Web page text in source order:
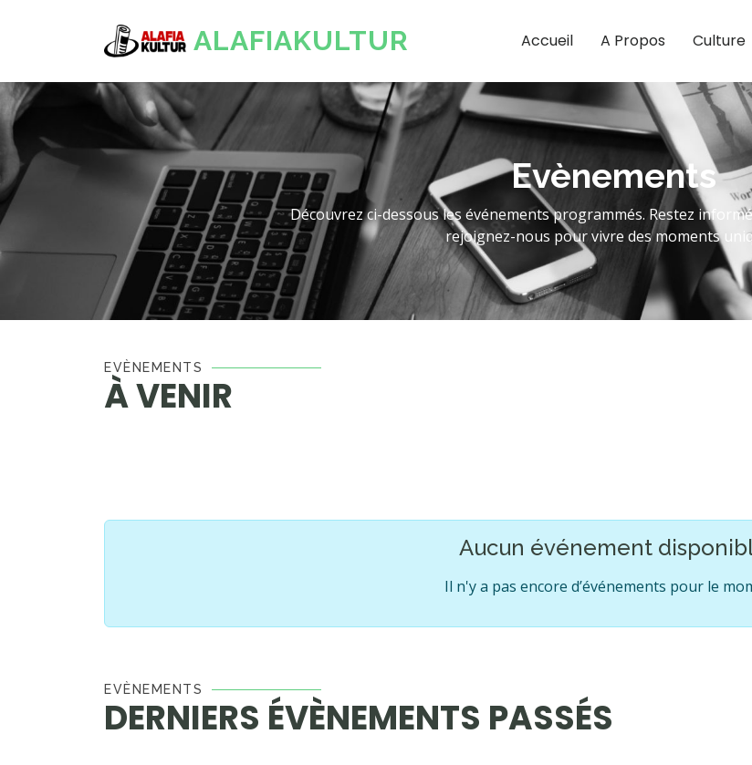
ALAFIAKULTUR Accueil A Propos Culture
Evènements
Découvrez ci-dessous les événements programmés. Restez
rejoignez-nous pour vivre des moments
EVÈNEMENTS
À VENIR
Aucun événement
Il n'y a pas encore d’événements pour le
EVÈNEMENTS
DERNIERS ÉVÈNEMENTS PASSÉS